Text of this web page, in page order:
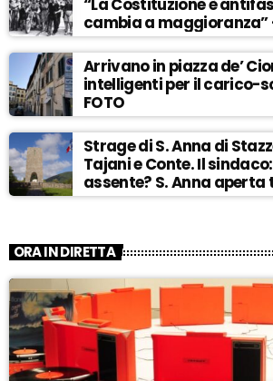
“La Costituzione è
cambia a maggioranza”
Arrivano in piazza de’
intelligenti per il carico-
FOTO
Strage di S. Anna di
Tajani e Conte. Il
assente? S. Anna aperta
ASCOLTA
ORA IN DIRETTA